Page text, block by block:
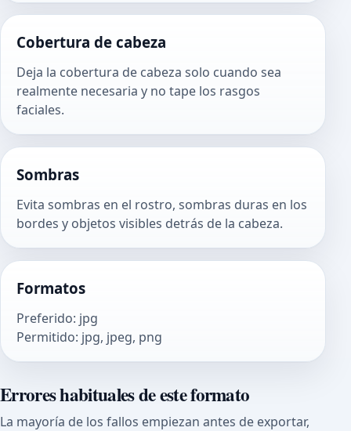
Cobertura de cabeza
Deja la cobertura de cabeza solo cuando sea
realmente necesaria y no tape los rasgos
faciales.
Sombras
Evita sombras en el rostro, sombras duras en los
bordes y objetos visibles detrás de la cabeza.
Formatos
Preferido: jpg
Permitido: jpg, jpeg, png
Errores habituales de este formato
La mayoría de los fallos empiezan antes de exportar,